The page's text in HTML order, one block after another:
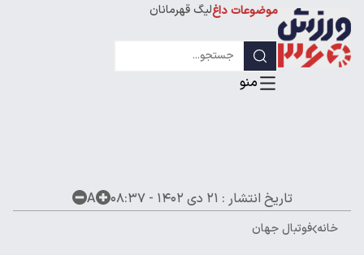
موضوعات داغلیگ قهرمانان
تاریخ انتشار : ۲۱ دی ۱۴۰۲ - ۰۸:۳۷ A
خانه فوتبال جهان